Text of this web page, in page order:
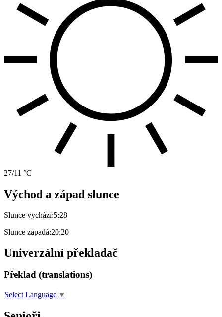
27/11 °C
Východ a západ slunce
Slunce vychází:5:28
Slunce zapadá:20:20
Univerzální překladač
Překlad (translations)
Select Language ▼